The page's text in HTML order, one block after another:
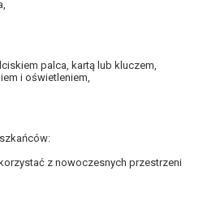
palca, kartą lub kluczem,
i oświetleniem,
z nowoczesnych przestrzeni